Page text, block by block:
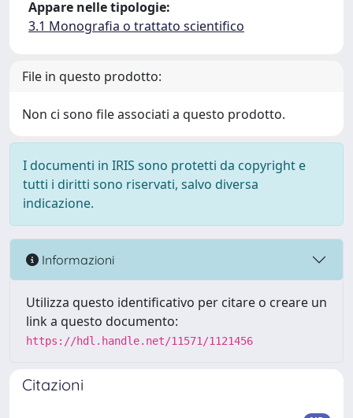
Appare nelle tipologie:
3.1 Monografia o trattato scientifico
File in questo prodotto:
Non ci sono file associati a questo prodotto.
I documenti in IRIS sono protetti da copyright e
tutti i diritti sono riservati, salvo diversa
indicazione.
Informazioni
Utilizza questo identificativo per citare o creare un
link a questo documento:
https://hdl.handle.net/11571/1121456
Citazioni